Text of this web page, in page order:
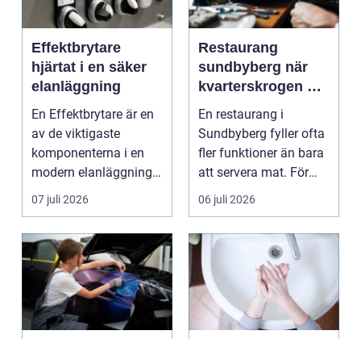
Effektbrytare
hjärtat i en säker
elanläggning
En Effektbrytare är en
av de viktigaste
komponenterna i en
modern elanläggning.
Den skyddar
07 juli 2026
Restaurang
sundbyberg när
kvarterskrogen blir
vardagsrum
En restaurang i
Sundbyberg fyller ofta
fler funktioner än bara
att servera mat. För
många blir den s...
06 juli 2026